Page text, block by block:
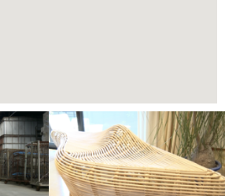
ペ
ー
ジ
ペ
ー
ジ
ペ
ー
ジ
ペ
ー
ジ